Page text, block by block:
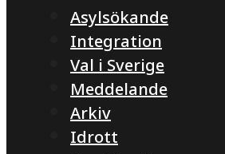
Asylsökande
Integration
Val i Sverige
Meddelande
Arkiv
Idrott